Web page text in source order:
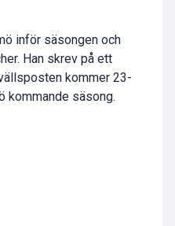
inför säsongen och
Han skrev på ett
kommer 23-
kommande säsong.